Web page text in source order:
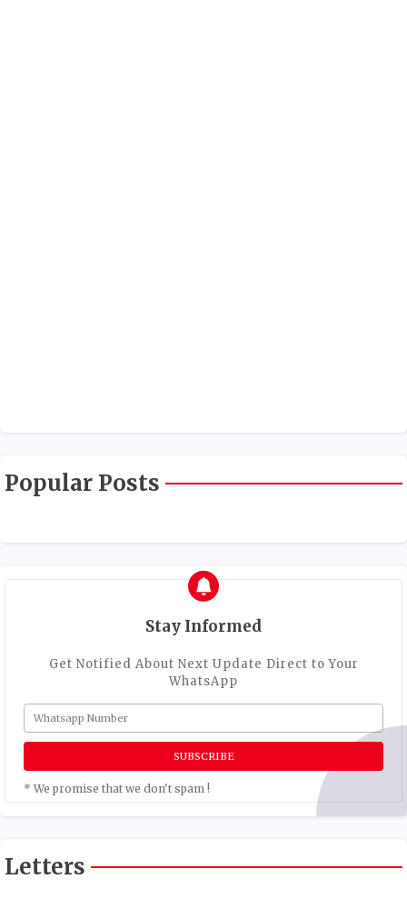
Popular Posts
Stay Informed
Get Notified About Next Update Direct to Your
WhatsApp
* We promise that we don't spam !
Letters